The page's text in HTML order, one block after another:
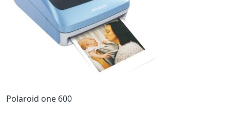
Polaroid one 600
Попередній